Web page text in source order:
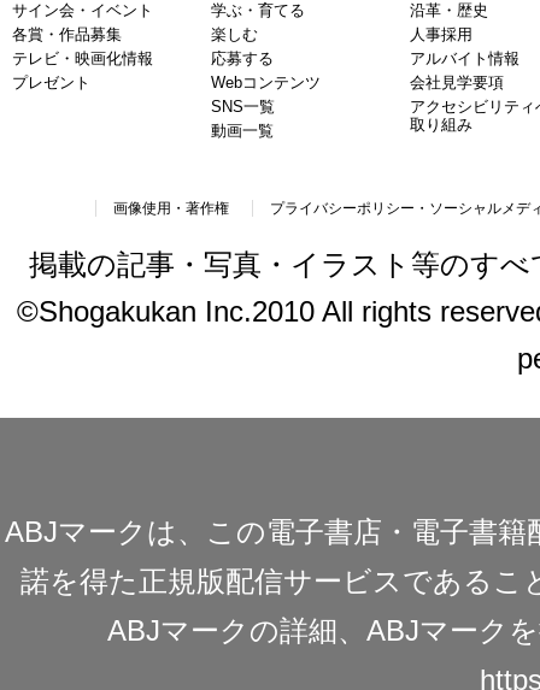
サイン会・イベント
各賞・作品募集
テレビ・映画化情報
プレゼント
学ぶ・育てる
楽しむ
応募する
Webコンテンツ
SNS一覧
動画一覧
沿革・歴史
人事採用
アルバイト情報
会社見学要項
アクセシビリティ
取り組み
画像使用・著作権 プライバシーポリシー・ソーシャルメデ
掲載の記事・写真・イラスト等のす
©Shogakukan Inc.2010 All rights
ABJマークは、この電子書店・電子書
諾を得た正規版配信サービスであるこ
ABJマークの詳細、ABJマーク